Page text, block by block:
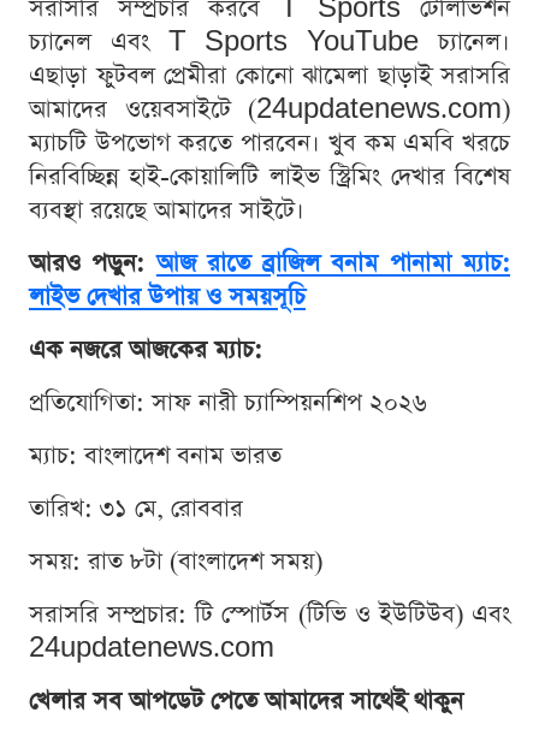
সরাসরি সম্প্রচার করবে T Sports টেলিভিশন
চ্যানেল এবং T Sports YouTube চ্যানেল।
এছাড়া ফুটবল প্রেমীরা কোনো ঝামেলা ছাড়াই সরাসরি
আমাদের ওয়েবসাইটে (24updatenews.com)
ম্যাচটি উপভোগ করতে পারবেন। খুব কম এমবি খরচে
নিরবিচ্ছিন্ন হাই-কোয়ালিটি লাইভ স্ট্রিমিং দেখার বিশেষ
ব্যবস্থা রয়েছে আমাদের সাইটে।
আরও পড়ুন:আজ রাতে ব্রাজিল বনাম পানামা ম্যাচ:
লাইভ দেখার উপায় ও সময়সূচি
এক নজরে আজকের ম্যাচ:
প্রতিযোগিতা: সাফ নারী চ্যাম্পিয়নশিপ ২০২৬
ম্যাচ: বাংলাদেশ বনাম ভারত
তারিখ: ৩১ মে, রোববার
সময়: রাত ৮টা (বাংলাদেশ সময়)
সরাসরি সম্প্রচার: টি স্পোর্টস (টিভি ও ইউটিউব) এবং
24updatenews.com
খেলার সব আপডেট পেতে আমাদের সাথেই থাকুন